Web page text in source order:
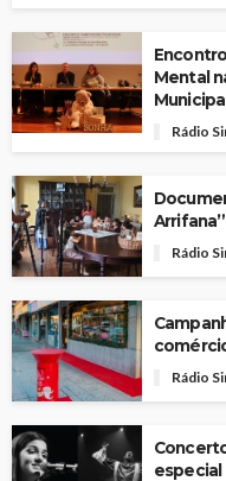
Mental
Municipal
Rádio
Rádio
Rádio
especial